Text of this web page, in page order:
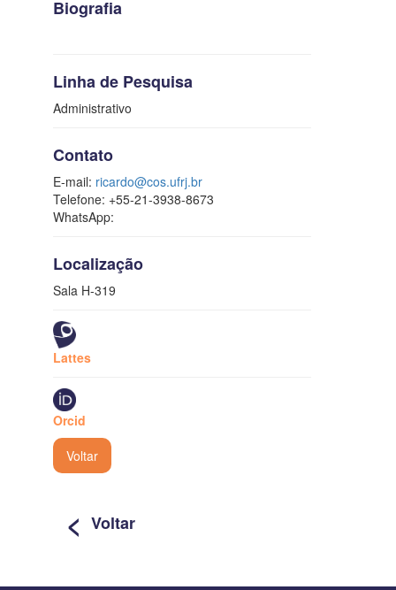
Biografia
Linha de Pesquisa
Administrativo
Contato
E-mail: ricardo@cos.ufrj.br
Telefone: +55-21-3938-8673
WhatsApp:
Localização
Sala H-319
Lattes
Orcid
Voltar
< Voltar